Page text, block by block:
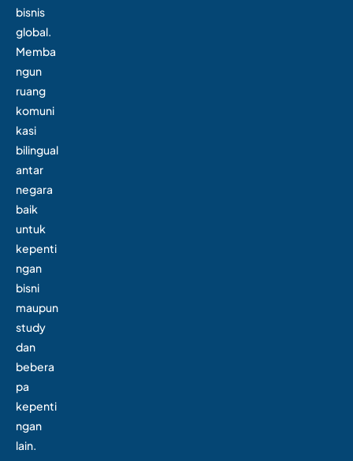
bisnis
global.
Memba
ngun
ruang
komuni
kasi
bilingual
antar
negara
baik
untuk
kepenti
ngan
bisni
maupun
study
dan
bebera
pa
kepenti
ngan
lain.